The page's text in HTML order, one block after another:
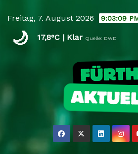
content
Freitag, 7. August 2026 9:03:10 PM
🌙 17,8°C | Klar Quelle: DWD